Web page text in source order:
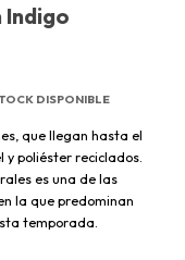
Indigo
DISPONIBLE
que llegan hasta el
y poliéster reciclados.
es una de las
la que predominan
temporada.